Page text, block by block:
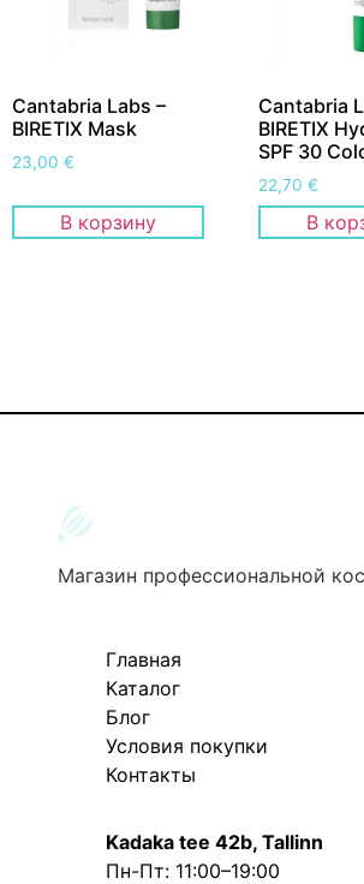
Cantabria Labs –
BIRETIX Mask
23,00 €
В корзину
Cantabria
BIRETIX
SPF 30
22,70€
В
Магазин профессиональной
Главная
Каталог
Блог
Условия покупки
Контакты
Kadaka tee 42b, Tallinn
Пн-Пт: 11:00–19:00